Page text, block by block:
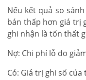
Nếu kết quả so
bán thấp hơn giá trị
ghi nhận là tổn thất
Nợ: Chi phí lỗ do
Có: Giá trị ghi sổ